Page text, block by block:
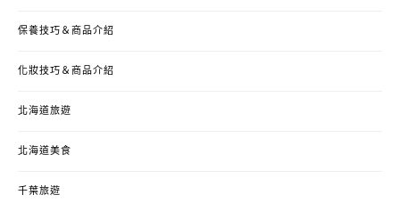
保養技巧＆商品介紹
化妝技巧＆商品介紹
北海道旅遊
北海道美食
千葉旅遊